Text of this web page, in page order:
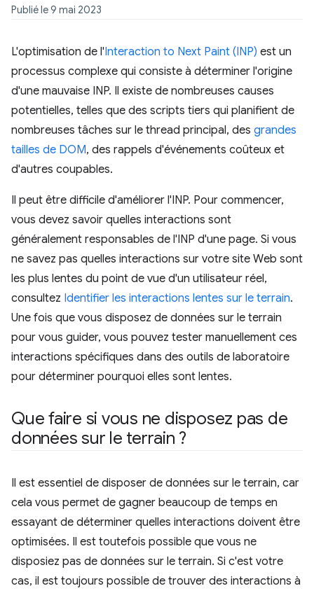
Publié le 9 mai 2023
L'optimisation de l'Interaction to Next Paint (INP) est un
processus complexe qui consiste à déterminer l'origine
d'une mauvaise INP. Il existe de nombreuses causes
potentielles, telles que des scripts tiers qui planifient de
nombreuses tâches sur le thread principal, des grandes
tailles de DOM, des rappels d'événements coûteux et
d'autres coupables.
Il peut être difficile d'améliorer l'INP. Pour commencer,
vous devez savoir quelles interactions sont
généralement responsables de l'INP d'une page. Si vous
ne savez pas quelles interactions sur votre site Web sont
les plus lentes du point de vue d'un utilisateur réel,
consultez Identifier les interactions lentes sur le terrain.
Une fois que vous disposez de données sur le terrain
pour vous guider, vous pouvez tester manuellement ces
interactions spécifiques dans des outils de laboratoire
pour déterminer pourquoi elles sont lentes.
Que faire si vous ne disposez pas de
données sur le terrain ?
Il est essentiel de disposer de données sur le terrain, car
cela vous permet de gagner beaucoup de temps en
essayant de déterminer quelles interactions doivent être
optimisées. Il est toutefois possible que vous ne
disposiez pas de données sur le terrain. Si c'est votre
cas, il est toujours possible de trouver des interactions à